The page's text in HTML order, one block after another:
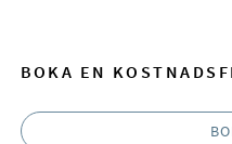
BOKA EN